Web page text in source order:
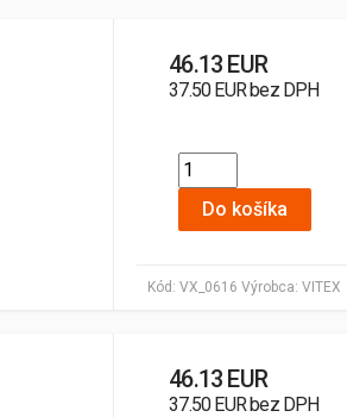
Kód: VX_0616 Výrobca: VITEX
46.13 EUR
37.50 EUR bez DPH
Do košíka
46.13 EUR
37.50 EUR bez DPH